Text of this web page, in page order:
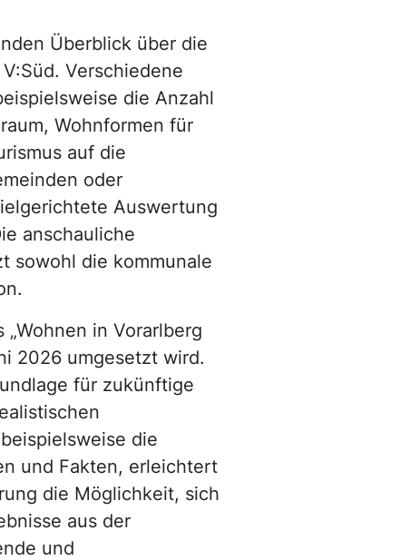
Überblick über die
Verschiedene
die Anzahl
Wohnformen für
auf die
oder
Auswertung
anschauliche
sowohl die kommunale
in Vorarlberg
2026 umgesetzt wird.
für zukünftige
die
und Fakten, erleichtert
die Möglichkeit, sich
aus der
und